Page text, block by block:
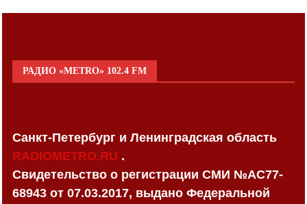
РАДИО «METRO» 102.4 FM
Санкт-Петербург и Ленинградская область
RADIOMETRO.RU .
Свидетельство о регистрации СМИ №AC77-
68943 от 07.03.2017, выдано Федеральной